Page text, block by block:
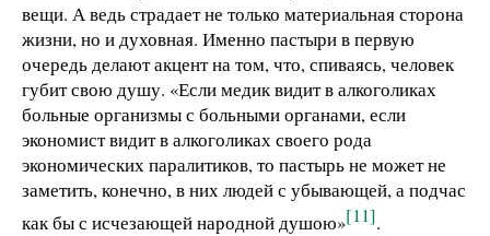
вещи. А ведь страдает не только материальная сторона
жизни, но и духовная. Именно пастыри в первую
очередь делают акцент на том, что, спиваясь, человек
губит свою душу. «Если медик видит в алкоголиках
больные организмы с больными органами, если
экономист видит в алкоголиках своего рода
экономических паралитиков, то пастырь не может не
заметить, конечно, в них людей с убывающей, а подчас
как бы с исчезающей народной душою»[11].